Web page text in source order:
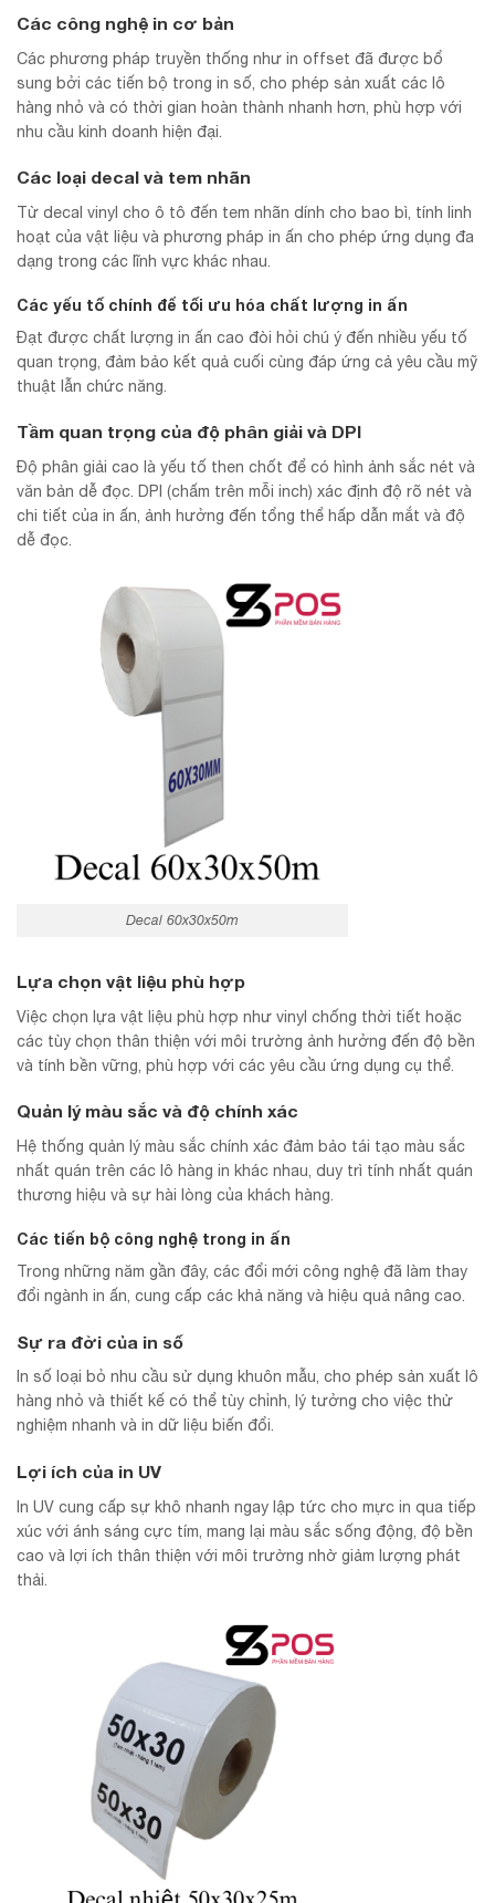
Các công nghệ in cơ bản
Các phương pháp truyền thống như in offset đã được bổ
sung bởi các tiến bộ trong in số, cho phép sản xuất các lô
hàng nhỏ và có thời gian hoàn thành nhanh hơn, phù hợp với
nhu cầu kinh doanh hiện đại.
Các loại decal và tem nhãn
Từ decal vinyl cho ô tô đến tem nhãn dính cho bao bì, tính linh
hoạt của vật liệu và phương pháp in ấn cho phép ứng dụng đa
dạng trong các lĩnh vực khác nhau.
Các yếu tố chính để tối ưu hóa chất lượng in ấn
Đạt được chất lượng in ấn cao đòi hỏi chú ý đến nhiều yếu tố
quan trọng, đảm bảo kết quả cuối cùng đáp ứng cả yêu cầu mỹ
thuật lẫn chức năng.
Tầm quan trọng của độ phân giải và DPI
Độ phân giải cao là yếu tố then chốt để có hình ảnh sắc nét và
văn bản dễ đọc. DPI (chấm trên mỗi inch) xác định độ rõ nét và
chi tiết của in ấn, ảnh hưởng đến tổng thể hấp dẫn mắt và độ
dễ đọc.
Decal 60x30x50m
Lựa chọn vật liệu phù hợp
Việc chọn lựa vật liệu phù hợp như vinyl chống thời tiết hoặc
các tùy chọn thân thiện với môi trường ảnh hưởng đến độ bền
và tính bền vững, phù hợp với các yêu cầu ứng dụng cụ thể.
Quản lý màu sắc và độ chính xác
Hệ thống quản lý màu sắc chính xác đảm bảo tái tạo màu sắc
nhất quán trên các lô hàng in khác nhau, duy trì tính nhất quán
thương hiệu và sự hài lòng của khách hàng.
Các tiến bộ công nghệ trong in ấn
Trong những năm gần đây, các đổi mới công nghệ đã làm thay
đổi ngành in ấn, cung cấp các khả năng và hiệu quả nâng cao.
Sự ra đời của in số
In số loại bỏ nhu cầu sử dụng khuôn mẫu, cho phép sản xuất lô
hàng nhỏ và thiết kế có thể tùy chỉnh, lý tưởng cho việc thử
nghiệm nhanh và in dữ liệu biến đổi.
Lợi ích của in UV
In UV cung cấp sự khô nhanh ngay lập tức cho mực in qua tiếp
xúc với ánh sáng cực tím, mang lại màu sắc sống động, độ bền
cao và lợi ích thân thiện với môi trường nhờ giảm lượng phát
thải.